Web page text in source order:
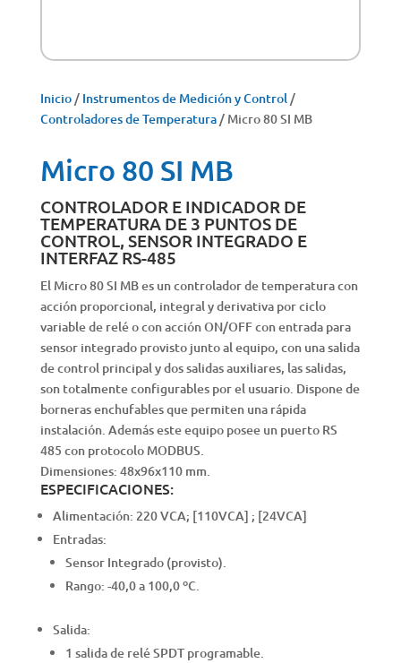
Inicio/ Instrumentos de Medición y Control/
Controladores de Temperatura/ Micro 80 SI MB
Micro 80 SI MB
CONTROLADOR E INDICADOR DE
TEMPERATURA DE 3 PUNTOS DE
CONTROL, SENSOR INTEGRADO E
INTERFAZ RS-485
El Micro 80 SI MB es un controlador de temperatura con
acción proporcional, integral y derivativa por ciclo
variable de relé o con acción ON/OFF con entrada para
sensor integrado provisto junto al equipo, con una salida
de control principal y dos salidas auxiliares, las salidas,
son totalmente configurables por el usuario. Dispone de
borneras enchufables que permiten una rápida
instalación. Además este equipo posee un puerto RS
485 con protocolo MODBUS.
Dimensiones: 48x96x110 mm.
ESPECIFICACIONES:
Alimentación: 220 VCA; [110VCA] ; [24VCA]
Entradas:
Sensor Integrado (provisto).
Rango: -40,0 a 100,0 ºC.
Salida:
1 salida de relé SPDT programable.